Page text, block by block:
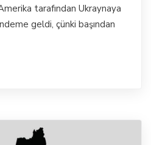
tarafından Ukraynaya
geldi, çünki başından